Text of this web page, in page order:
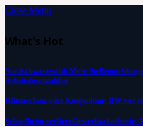
Close Menu
What's Hot
Nordschwarzwald: Mehr
Arbeitslosenzahlen
Klimaschutz oder Konjunktur: BW vor
Schopfheim verliert Gewerbeakademie: